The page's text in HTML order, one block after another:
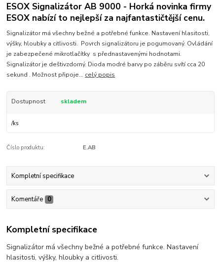
ESOX Signalizátor AB 9000 - Horká novinka firmy
ESOX nabízí to nejlepší za najfantastičtější cenu.
Signalizátor má všechny bežné a potřebné funkce. Nastavení hlasitosti,
výšky, hloubky a citlivosti. Povrch signalizátoru je pogumovaný. Ovládání
je zabezpečené mikrotlačítky s přednastavenými hodnotami.
Signalizátor je deštivzdorný. Dioda modré barvy po záběru svítí cca 20
sekund . Možnost připoje... celý popis
Dostupnost skladem
/ks
Číslo produktu: E.AB
Kompletní specifikace
Komentáře 0
Kompletní specifikace
Signalizátor má všechny bežné a potřebné funkce. Nastavení
hlasitosti, výšky, hloubky a citlivosti.